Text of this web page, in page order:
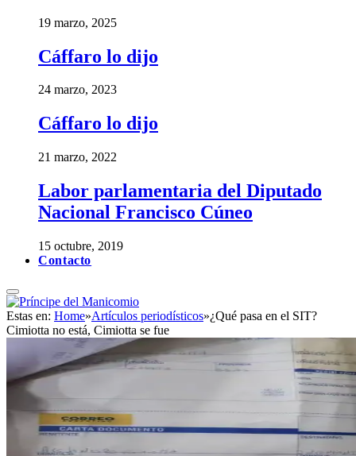
19 marzo, 2025
Cáffaro lo dijo
24 marzo, 2023
Cáffaro lo dijo
21 marzo, 2022
Labor parlamentaria del Diputado
Nacional Francisco Cúneo
15 octubre, 2019
Contacto
Estas en: Home»Artículos periodísticos»¿Qué pasa en el SIT?
Cimiotta no está, Cimiotta se fue